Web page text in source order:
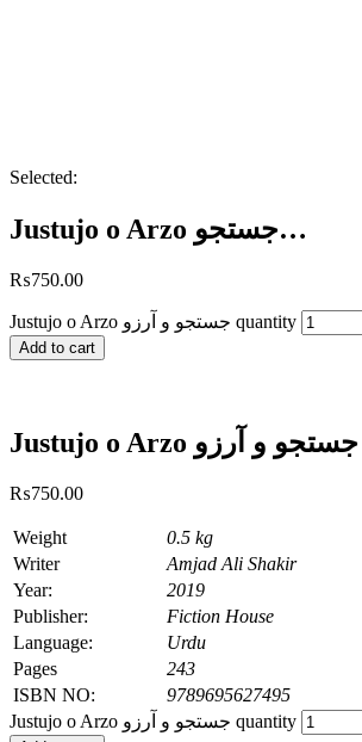
Selected:
Justujo o Arzo جستجو…
₨750.00
Justujo o Arzo جستجو و آرزو quantity
Add to cart
Justujo o Arzo جستجو و آرزو
₨750.00
Weight
0.5 kg
Writer
Amjad Ali Shakir
Year:
2019
Publisher:
Fiction House
Language:
Urdu
Pages
243
ISBN NO:
9789695627495
Justujo o Arzo جستجو و آرزو quantity